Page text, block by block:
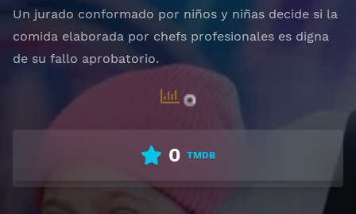
Un jurado conformado por niños y niñas decide si la
comida elaborada por chefs profesionales es digna
de su fallo aprobatorio.
0 TMDB